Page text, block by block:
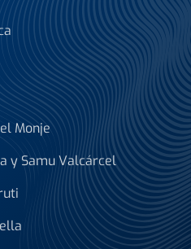
Monje
y Samu Valcárcel